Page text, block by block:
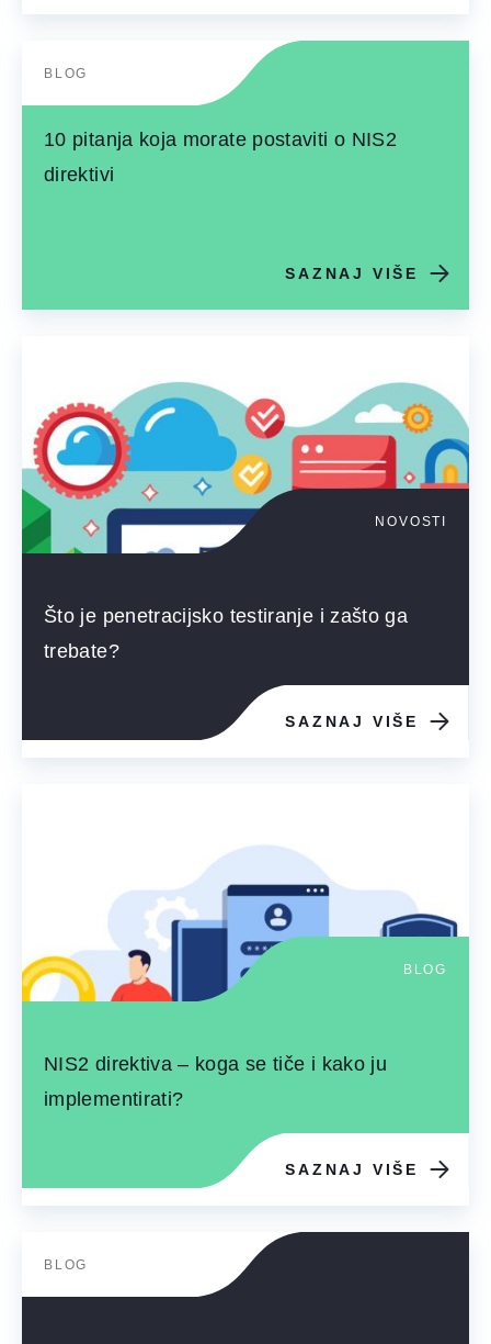
BLOG
10 pitanja koja morate postaviti o NIS2
direktivi
SAZNAJ VIŠE
NOVOSTI
Što je penetracijsko testiranje i zašto ga
trebate?
SAZNAJ VIŠE
BLOG
NIS2 direktiva – koga se tiče i kako ju
implementirati?
SAZNAJ VIŠE
BLOG